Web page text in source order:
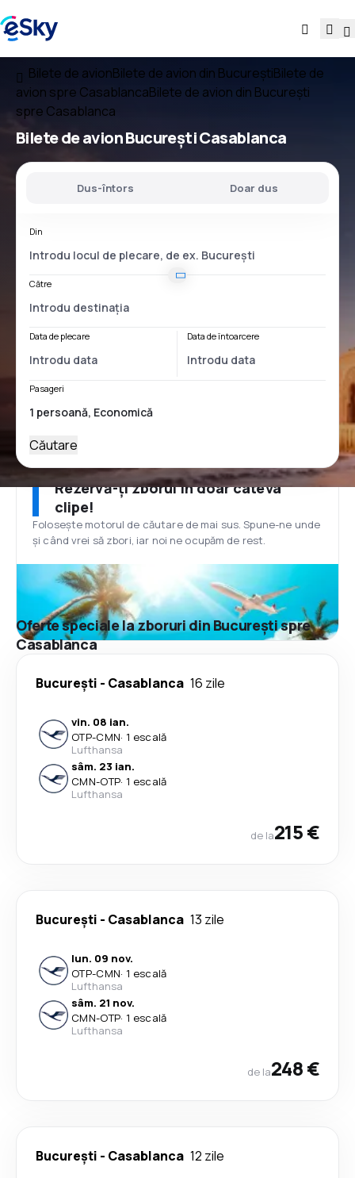
Bilete de avionBilete de avion din BucureștiBilete de
avion spre CasablancaBilete de avion din București
spre Casablanca
Bilete de avionBucurești Casablanca
Dus-întors Doar dus
Din
Către
Data de plecare Data de întoarcere
Pasageri
Căutare
Rezervă-ți zborul în doar câteva
clipe!
Folosește motorul de căutare de mai sus. Spune-ne unde
și când vrei să zbori, iar noi ne ocupăm de rest.
Oferte speciale la zboruri din București spre
Casablanca
București - Casablanca 16 zile
vin. 08 ian.
OTP-CMN· 1 escală
Lufthansa
sâm. 23 ian.
CMN-OTP· 1 escală
Lufthansa
de la215 €
București - Casablanca 13 zile
lun. 09 nov.
OTP-CMN· 1 escală
Lufthansa
sâm. 21 nov.
CMN-OTP· 1 escală
Lufthansa
de la248 €
București - Casablanca 12 zile